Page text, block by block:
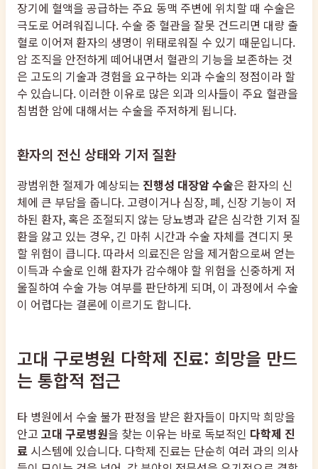
장기에 혈액을 공급하는 주요 동맥 주변에 위치할 때 수술은
극도로 어려워집니다. 수술 중 혈관을 잘못 건드리면 대량 출
혈로 이어져 환자의 생명이 위태로워질 수 있기 때문입니다.
암 조직을 안전하게 떼어내면서 혈관의 기능을 보존하는 것
은 고도의 기술과 경험을 요구하는 외과 수술의 정점이라 할
수 있습니다. 이러한 이유로 많은 외과 의사들이 주요 혈관을
침범한 암에 대해서는 수술을 주저하게 됩니다.
환자의 전신 상태와 기저 질환
광범위한 절제가 예상되는 진행성 대장암 수술은 환자의 신
체에 큰 부담을 줍니다. 고령이거나 심장, 폐, 신장 기능이 저
하된 환자, 혹은 조절되지 않는 당뇨병과 같은 심각한 기저 질
환을 앓고 있는 경우, 긴 마취 시간과 수술 자체를 견디지 못
할 위험이 큽니다. 따라서 의료진은 암을 제거함으로써 얻는
이득과 수술로 인해 환자가 감수해야 할 위험을 신중하게 저
울질하여 수술 가능 여부를 판단하게 되며, 이 과정에서 수술
이 어렵다는 결론에 이르기도 합니다.
고대 구로병원 다학제 진료: 희망을 만드
는 통합적 접근
타 병원에서 수술 불가 판정을 받은 환자들이 마지막 희망을
안고 고대 구로병원을 찾는 이유는 바로 독보적인 다학제 진
료 시스템에 있습니다. 다학제 진료는 단순히 여러 과의 의사